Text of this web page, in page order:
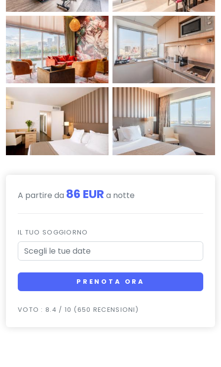
A partire da 86 EUR a notte
IL TUO SOGGIORNO
PRENOTA ORA
VOTO : 8.4 / 10 (650 RECENSIONI)